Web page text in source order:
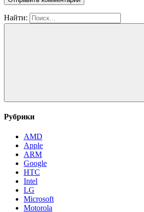
Найти:
Рубрики
AMD
Apple
ARM
Google
HTC
Intel
LG
Microsoft
Motorola